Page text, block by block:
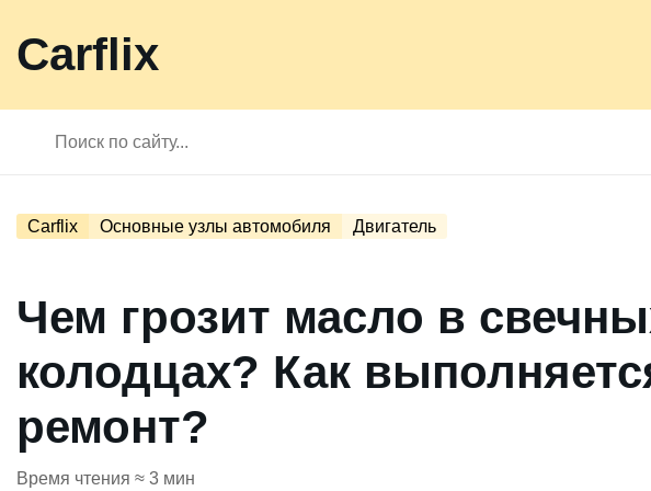
Carflix
Carflix Основные узлы автомобиля Двигатель
Чем грозит масло в
колодцах? Как
ремонт?
Время чтения ≈ 3 мин